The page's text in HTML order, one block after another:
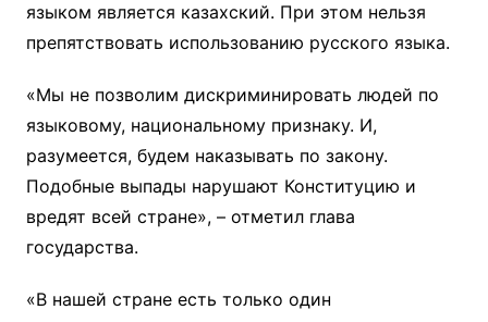
языком является казахский. При этом нельзя
препятствовать использованию русского языка.
«Мы не позволим дискриминировать людей по
языковому, национальному признаку. И,
разумеется, будем наказывать по закону.
Подобные выпады нарушают Конституцию и
вредят всей стране», – отметил глава
государства.
«В нашей стране есть только один